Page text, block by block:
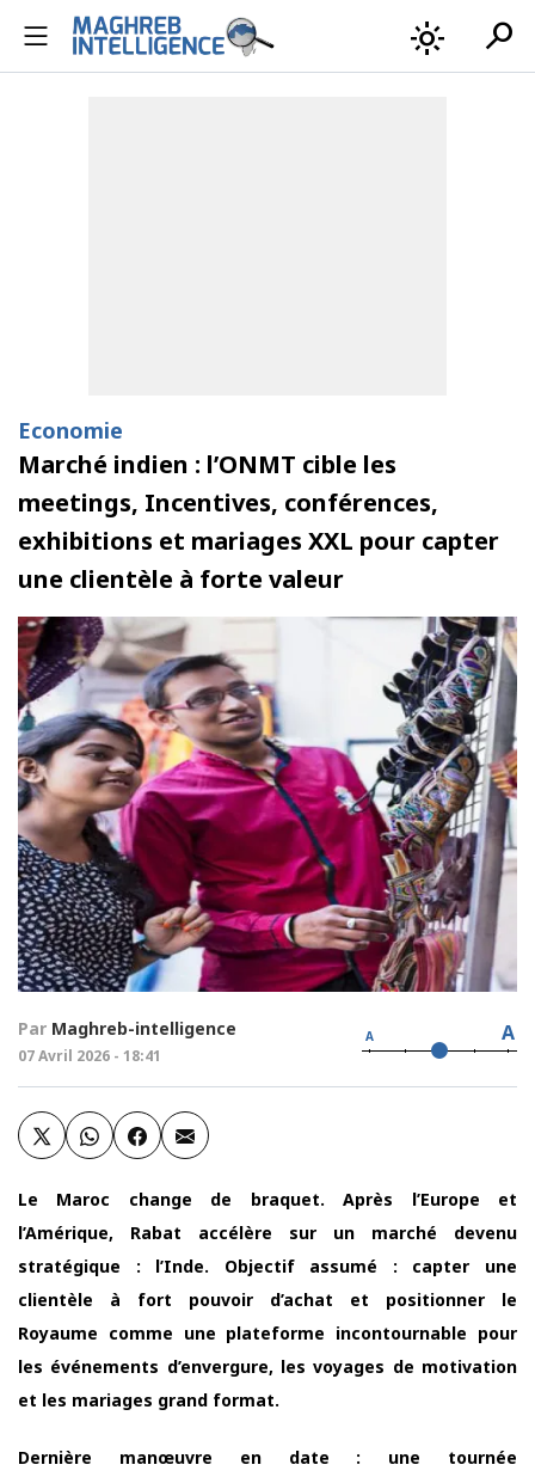
light_mode search
Economie
Marché indien : l’ONMT cible les
meetings, Incentives, conférences,
exhibitions et mariages XXL pour capter
une clientèle à forte valeur
Par Maghreb-intelligence
07 Avril 2026 - 18:41
A A
Le Maroc change de braquet. Après l’Europe et
l’Amérique, Rabat accélère sur un marché devenu
stratégique : l’Inde. Objectif assumé : capter une
clientèle à fort pouvoir d’achat et positionner le
Royaume comme une plateforme incontournable pour
les événements d’envergure, les voyages de motivation
et les mariages grand format.
Dernière manœuvre en date : une tournée